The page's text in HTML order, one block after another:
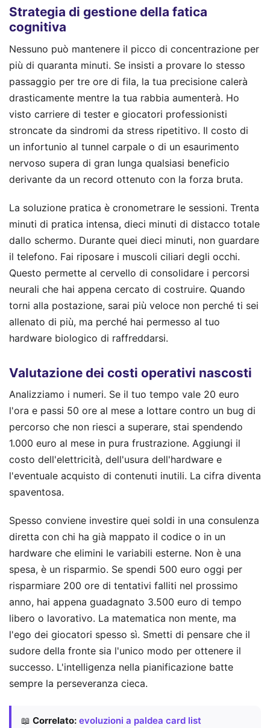
Strategia di gestione della fatica
cognitiva
Nessuno può mantenere il picco di concentrazione per
più di quaranta minuti. Se insisti a provare lo stesso
passaggio per tre ore di fila, la tua precisione calerà
drasticamente mentre la tua rabbia aumenterà. Ho
visto carriere di tester e giocatori professionisti
stroncate da sindromi da stress ripetitivo. Il costo di
un infortunio al tunnel carpale o di un esaurimento
nervoso supera di gran lunga qualsiasi beneficio
derivante da un record ottenuto con la forza bruta.
La soluzione pratica è cronometrare le sessioni. Trenta
minuti di pratica intensa, dieci minuti di distacco totale
dallo schermo. Durante quei dieci minuti, non guardare
il telefono. Fai riposare i muscoli ciliari degli occhi.
Questo permette al cervello di consolidare i percorsi
neurali che hai appena cercato di costruire. Quando
torni alla postazione, sarai più veloce non perché ti sei
allenato di più, ma perché hai permesso al tuo
hardware biologico di raffreddarsi.
Valutazione dei costi operativi nascosti
Analizziamo i numeri. Se il tuo tempo vale 20 euro
l'ora e passi 50 ore al mese a lottare contro un bug di
percorso che non riesci a superare, stai spendendo
1.000 euro al mese in pura frustrazione. Aggiungi il
costo dell'elettricità, dell'usura dell'hardware e
l'eventuale acquisto di contenuti inutili. La cifra diventa
spaventosa.
Spesso conviene investire quei soldi in una consulenza
diretta con chi ha già mappato il codice o in un
hardware che elimini le variabili esterne. Non è una
spesa, è un risparmio. Se spendi 500 euro oggi per
risparmiare 200 ore di tentativi falliti nel prossimo
anno, hai appena guadagnato 3.500 euro di tempo
libero o lavorativo. La matematica non mente, ma
l'ego dei giocatori spesso sì. Smetti di pensare che il
sudore della fronte sia l'unico modo per ottenere il
successo. L'intelligenza nella pianificazione batte
sempre la perseveranza cieca.
📖 Correlato: evoluzioni a paldea card list